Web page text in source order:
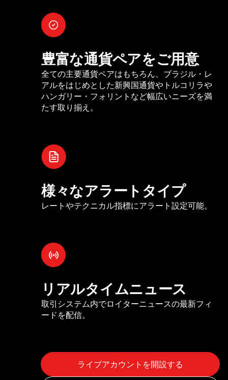
豊富な通貨ペアをご用意
全ての主要通貨ペアはもちろん、ブラジル・レ
アルをはじめとした新興国通貨やトルコリラや
ハンガリー・フォリントなど幅広いニーズを満
たす取り揃え。
様々なアラートタイプ
レートやテクニカル指標にアラート設定可能。
リアルタイムニュース
取引システム内でロイターニュースの最新フィ
ードを配信。